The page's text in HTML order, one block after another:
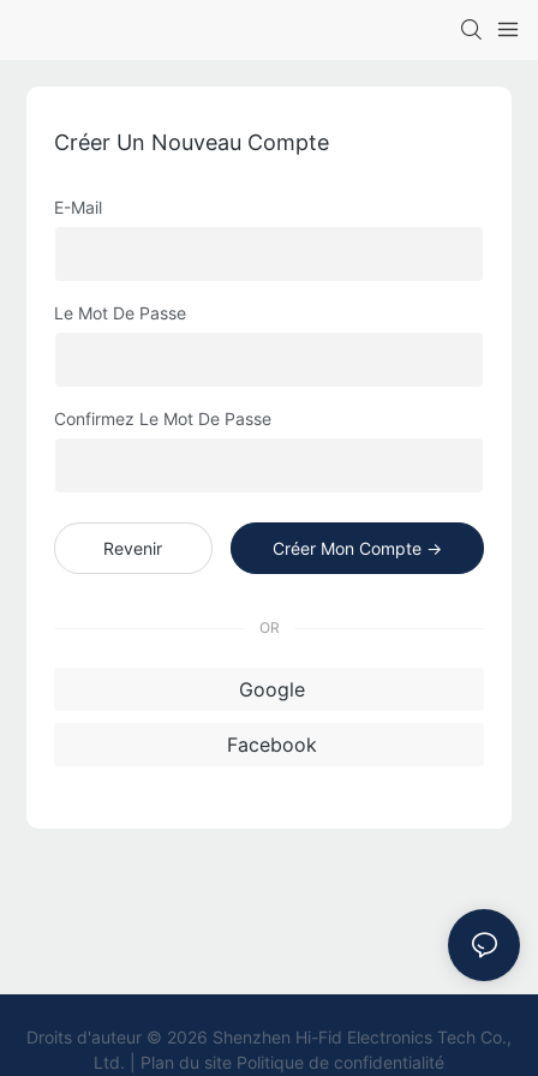
Créer Un Nouveau Compte
E-Mail
Le Mot De Passe
Confirmez Le Mot De Passe
Revenir Créer Mon Compte →
OR
Google
Facebook
Droits d'auteur © 2026 Shenzhen Hi-Fid Electronics Tech Co.,
Ltd. |
Plan du site Politique de confidentialité